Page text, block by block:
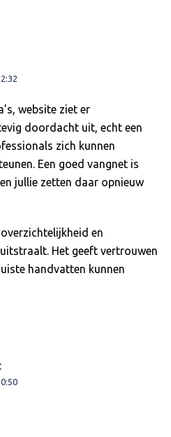
website ziet er
doordacht uit, echt een
zich kunnen
Een goed vangnet is
jullie zetten daar opnieuw
en
Het geeft vertrouwen
handvatten kunnen